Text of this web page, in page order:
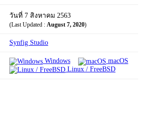
วันที่ 7 สิงหาคม 2563
(Last Updated : August 7, 2020)
Synfig Studio
Windows
macOS
Linux / FreeBSD